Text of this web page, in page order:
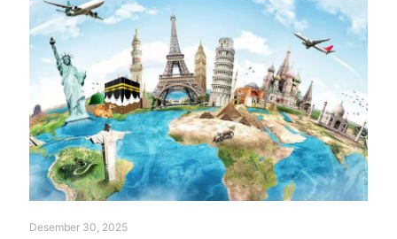
Desember 30, 2025